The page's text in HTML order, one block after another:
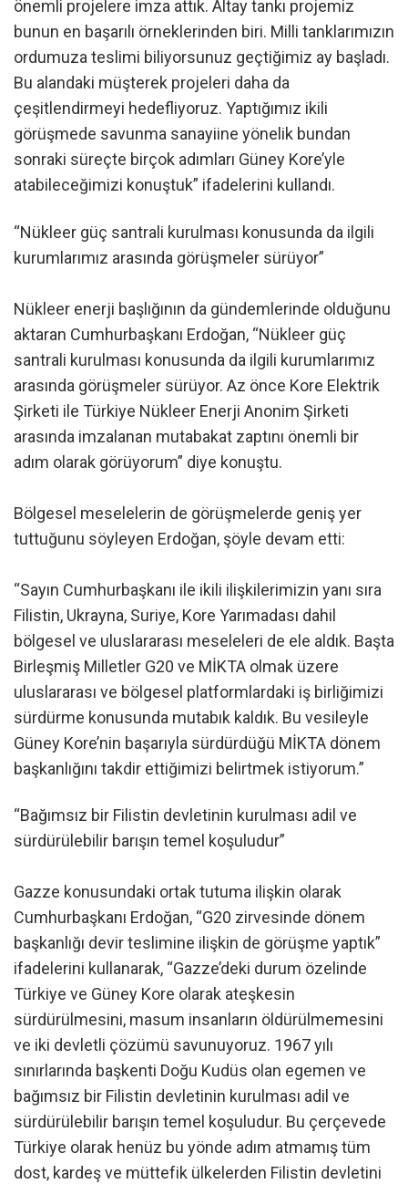
önemli projelere imza attık. Altay tankı projemiz
bunun en başarılı örneklerinden biri. Milli tanklarımızın
ordumuza teslimi biliyorsunuz geçtiğimiz ay başladı.
Bu alandaki müşterek projeleri daha da
çeşitlendirmeyi hedefliyoruz. Yaptığımız ikili
görüşmede savunma sanayiine yönelik bundan
sonraki süreçte birçok adımları Güney Kore’yle
atabileceğimizi konuştuk” ifadelerini kullandı.
“Nükleer güç santrali kurulması konusunda da ilgili
kurumlarımız arasında görüşmeler sürüyor”
Nükleer enerji başlığının da gündemlerinde olduğunu
aktaran Cumhurbaşkanı Erdoğan, “Nükleer güç
santrali kurulması konusunda da ilgili kurumlarımız
arasında görüşmeler sürüyor. Az önce Kore Elektrik
Şirketi ile Türkiye Nükleer Enerji Anonim Şirketi
arasında imzalanan mutabakat zaptını önemli bir
adım olarak görüyorum” diye konuştu.
Bölgesel meselelerin de görüşmelerde geniş yer
tuttuğunu söyleyen Erdoğan, şöyle devam etti:
“Sayın Cumhurbaşkanı ile ikili ilişkilerimizin yanı sıra
Filistin, Ukrayna, Suriye, Kore Yarımadası dahil
bölgesel ve uluslararası meseleleri de ele aldık. Başta
Birleşmiş Milletler G20 ve MİKTA olmak üzere
uluslararası ve bölgesel platformlardaki iş birliğimizi
sürdürme konusunda mutabık kaldık. Bu vesileyle
Güney Kore’nin başarıyla sürdürdüğü MİKTA dönem
başkanlığını takdir ettiğimizi belirtmek istiyorum.”
“Bağımsız bir Filistin devletinin kurulması adil ve
sürdürülebilir barışın temel koşuludur”
Gazze konusundaki ortak tutuma ilişkin olarak
Cumhurbaşkanı Erdoğan, “G20 zirvesinde dönem
başkanlığı devir teslimine ilişkin de görüşme yaptık”
ifadelerini kullanarak, “Gazze’deki durum özelinde
Türkiye ve Güney Kore olarak ateşkesin
sürdürülmesini, masum insanların öldürülmemesini
ve iki devletli çözümü savunuyoruz. 1967 yılı
sınırlarında başkenti Doğu Kudüs olan egemen ve
bağımsız bir Filistin devletinin kurulması adil ve
sürdürülebilir barışın temel koşuludur. Bu çerçevede
Türkiye olarak henüz bu yönde adım atmamış tüm
dost, kardeş ve müttefik ülkelerden Filistin devletini